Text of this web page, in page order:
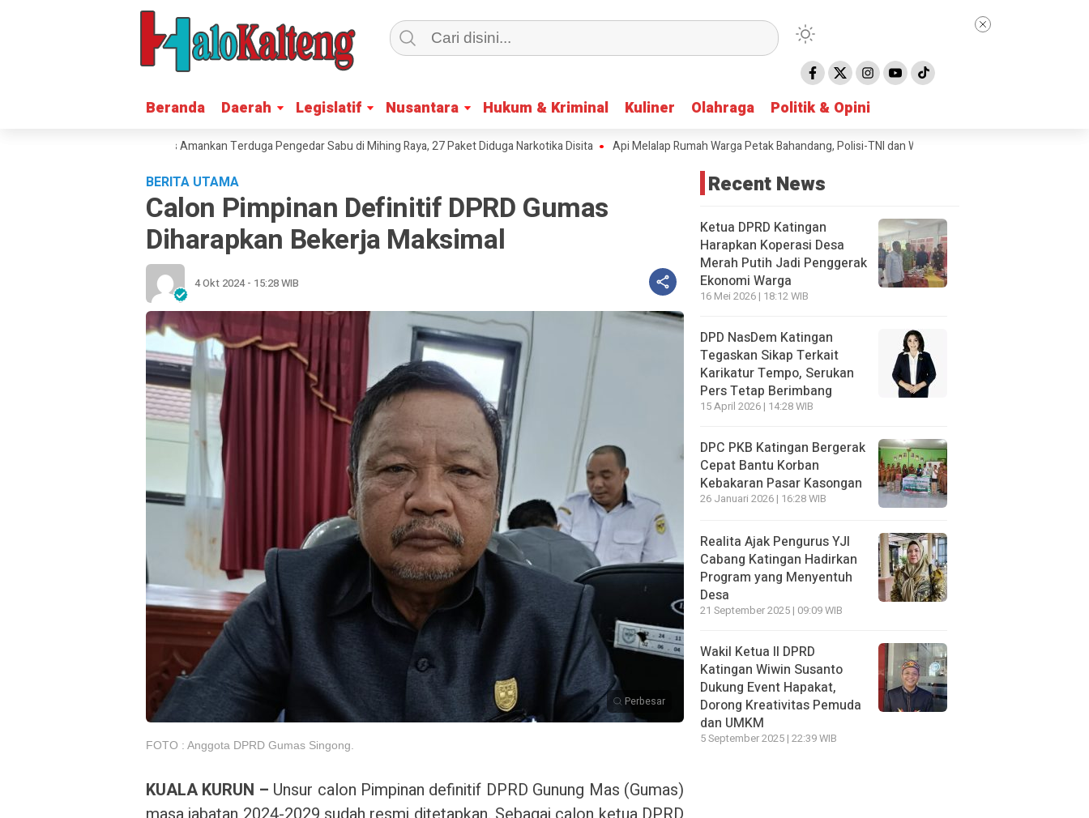
Beranda Daerah Legislatif Nusantara Hukum & Kriminal Kuliner Olahraga Politik & Opini
Beranda Daerah Legislatif Nusantara Hukum & Kriminal Kuliner Olahraga Politik & Opini
Polres Gunung Mas Amankan Terduga Pengedar Sabu di Mihing Raya, 27 Paket Diduga Narkotika Disita Api Melalap Rumah Warga Petak Bahandang, Polisi-TNI dan Warga Sinergi Padamkan Kebakaran di
BERITA UTAMA
Calon Pimpinan Definitif DPRD Gumas
Diharapkan Bekerja Maksimal
4 Okt 2024 - 15:28 WIB
Perbesar
FOTO : Anggota DPRD Gumas Singong.
KUALA KURUN – Unsur calon Pimpinan definitif DPRD Gunung Mas (Gumas)
Recent News
Ketua DPRD Katingan
Harapkan Koperasi Desa
Merah Putih Jadi Penggerak
Ekonomi Warga
16 Mei 2026 | 18:12 WIB
DPD NasDem Katingan
Tegaskan Sikap Terkait
Karikatur Tempo, Serukan
Pers Tetap Berimbang
15 April 2026 | 14:28 WIB
DPC PKB Katingan Bergerak
Cepat Bantu Korban
Kebakaran Pasar Kasongan
26 Januari 2026 | 16:28 WIB
Realita Ajak Pengurus YJI
Cabang Katingan Hadirkan
Program yang Menyentuh
Desa
21 September 2025 | 09:09 WIB
Wakil Ketua II DPRD
Katingan Wiwin Susanto
Dukung Event Hapakat,
Dorong Kreativitas Pemuda
dan UMKM
5 September 2025 | 22:39 WIB